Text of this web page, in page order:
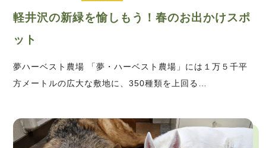
軽井沢の新緑を愉しもう！春のお出かけスポ
ット
夢ハーベスト農場 「夢・ハーベスト農場」には１万５千平
方メートルの広大な敷地に、350種類を上回る…